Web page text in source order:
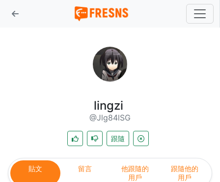
lingzi
@Jlg84lSG
跟隨
貼文 留言
他跟隨的
用戶
跟隨他的
用戶